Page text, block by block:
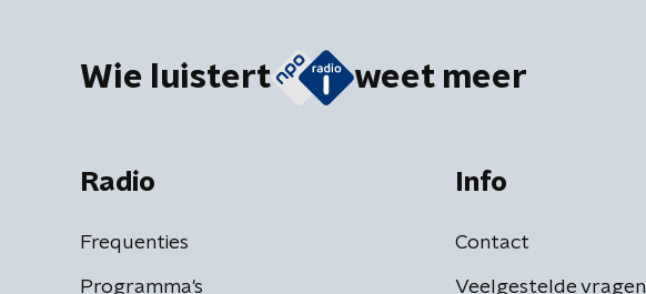
Wie luistert weet meer
Radio
Frequenties
Programma's
Info
Contact
Veelgestelde vragen